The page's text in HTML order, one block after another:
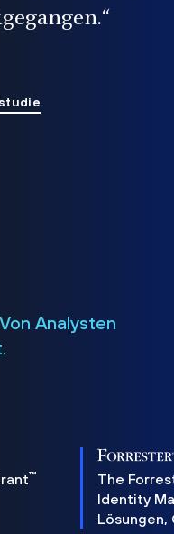
Von Analysten
™
The
Identity
Lösungen,